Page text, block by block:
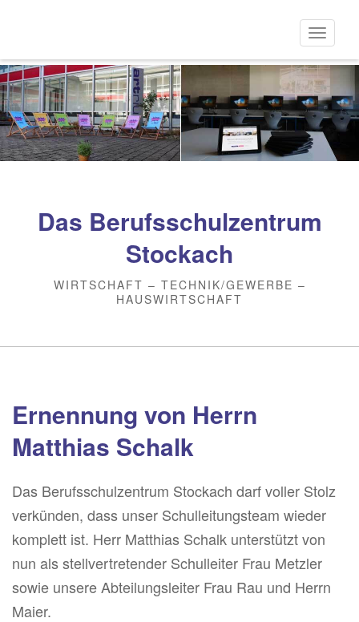
Inhalt
Das Berufsschulzentrum
Stockach
WIRTSCHAFT – TECHNIK/GEWERBE –
HAUSWIRTSCHAFT
Ernennung von Herrn
Matthias Schalk
Das Berufsschulzentrum Stockach darf voller Stolz
verkünden, dass unser Schulleitungsteam wieder
komplett ist. Herr Matthias Schalk unterstützt von
nun als stellvertretender Schulleiter Frau Metzler
sowie unsere Abteilungsleiter Frau Rau und Herrn
Maier.